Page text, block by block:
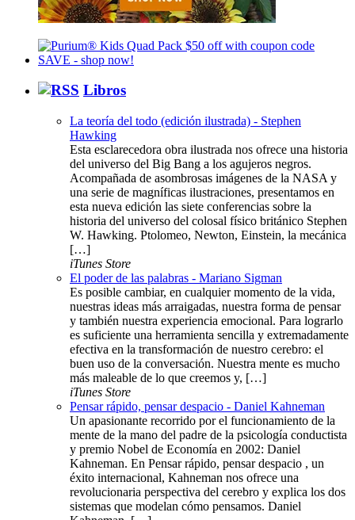
Libros
La teoría del todo (edición ilustrada) - Stephen
Hawking
Esta esclarecedora obra ilustrada nos ofrece una historia
del universo del Big Bang a los agujeros negros.
Acompañada de asombrosas imágenes de la NASA y
una serie de magníficas ilustraciones, presentamos en
esta nueva edición las siete conferencias sobre la
historia del universo del colosal físico británico Stephen
W. Hawking. Ptolomeo, Newton, Einstein, la mecánica
[…]
iTunes Store
El poder de las palabras - Mariano Sigman
Es posible cambiar, en cualquier momento de la vida,
nuestras ideas más arraigadas, nuestra forma de pensar
y también nuestra experiencia emocional. Para lograrlo
es suficiente una herramienta sencilla y extremadamente
efectiva en la transformación de nuestro cerebro: el
buen uso de la conversación. Nuestra mente es mucho
más maleable de lo que creemos y, […]
iTunes Store
Pensar rápido, pensar despacio - Daniel Kahneman
Un apasionante recorrido por el funcionamiento de la
mente de la mano del padre de la psicología conductista
y premio Nobel de Economía en 2002: Daniel
Kahneman. En Pensar rápido, pensar despacio , un
éxito internacional, Kahneman nos ofrece una
revolucionaria perspectiva del cerebro y explica los dos
sistemas que modelan cómo pensamos. Daniel